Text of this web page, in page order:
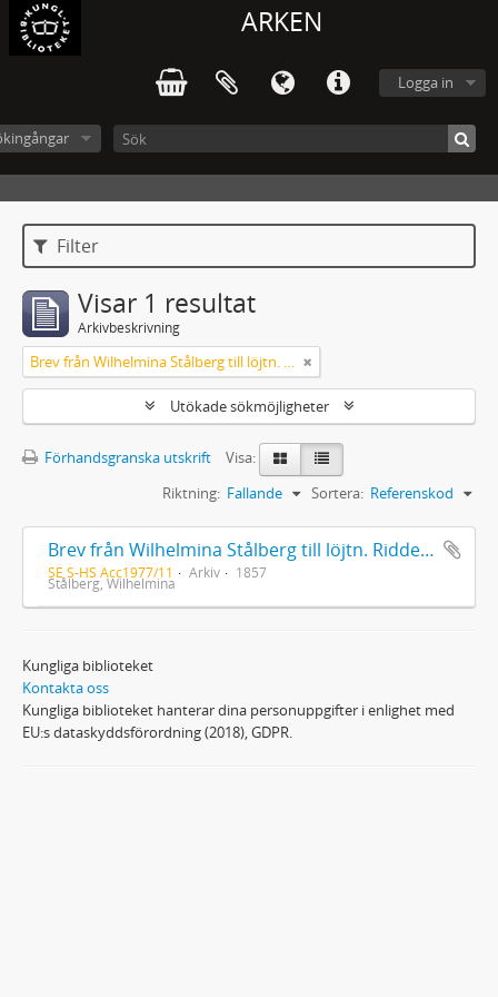
ARKEN
Logga in
Filter
Visar 1 resultat
Arkivbeskrivning
Brev från Wilhelmina Stålberg till löjtn. Ridderstad 1857
Utökade sökmöjligheter
Förhandsgranska utskrift
Visa:
Sortera: Referenskod
Riktning: Fallande
Brev från Wilhelmina Stålberg till löjtn. Ridderstad 1857
SE S-HS Acc1977/11 Arkiv 1857
Stålberg, Wilhelmina
Kungliga biblioteket
Kontakta oss
Kungliga biblioteket hanterar dina personuppgifter i enlighet med
EU:s dataskyddsförordning (2018), GDPR.